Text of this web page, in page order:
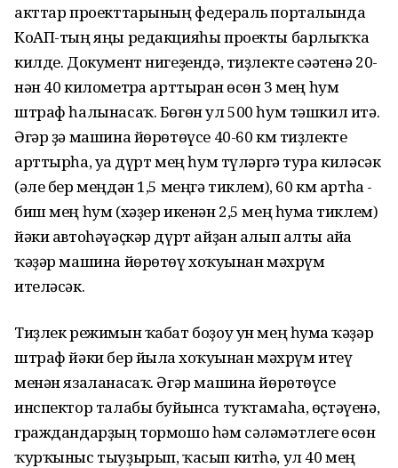
акттар проекттарының федераль порталында
КоАП-тың яңы редакцияһы проекты барлыҡҡа
килде. Документ нигеҙендә, тиҙлекте сәғәтенә 20-
нән 40 километрға арттырған өсөн 3 мең һум
штраф һалынасаҡ. Бөгөн ул 500 һум тәшкил итә.
Әгәр ҙә машина йөрөтөүсе 40-60 км тиҙлекте
арттырһа, уға дүрт мең һум түләргә тура киләсәк
(әле бер меңдән 1,5 меңгә тиклем), 60 км артһа -
биш мең һум (хәҙер икенән 2,5 мең һумға тиклем)
йәки автоһәүәҫкәр дүрт айҙан алып алты айға
ҡәҙәр машина йөрөтөү хоҡуғынан мәхрүм
ителәсәк.
Тиҙлек режимын ҡабат боҙоу ун мең һумға ҡәҙәр
штраф йәки бер йылға хоҡуғынан мәхрүм итеү
менән язаланасаҡ. Әгәр машина йөрөтөүсе
инспектор талабы буйынса туҡтамаһа, өҫтәүенә,
граждандарҙың тормошо һәм сәләмәтлеге өсөн
ҡурҡыныс тыуҙырып, ҡасып китһә, ул 40 мең